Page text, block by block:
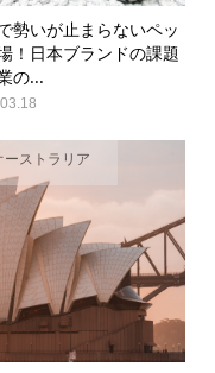
勢いが止まらないペッ
！日本ブランドの課題
の...
ーストラリア